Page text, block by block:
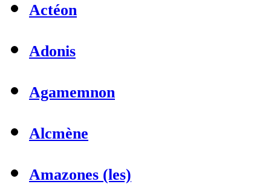
Actéon
Adonis
Agamemnon
Alcmène
Amazones (les)